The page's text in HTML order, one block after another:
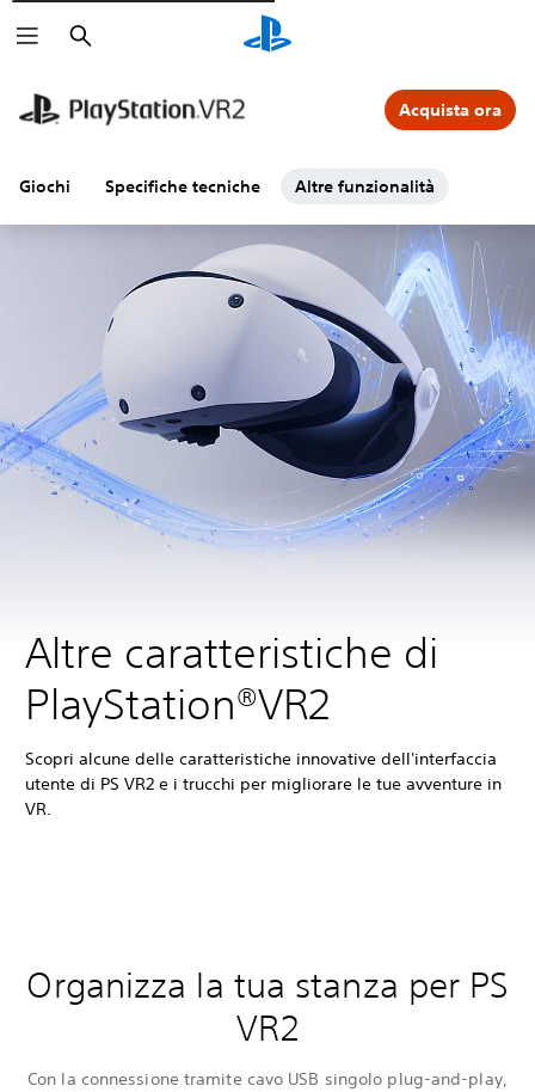
Cerca
Giochi Specifiche tecniche Altre funzionalità
Acquista ora
Altre caratteristiche di
PlayStation®VR2
Scopri alcune delle caratteristiche innovative dell'interfaccia
utente di PS VR2 e i trucchi per migliorare le tue avventure in
VR.
Organizza la tua stanza per PS
VR2
Con la connessione tramite cavo USB singolo plug-and-play,